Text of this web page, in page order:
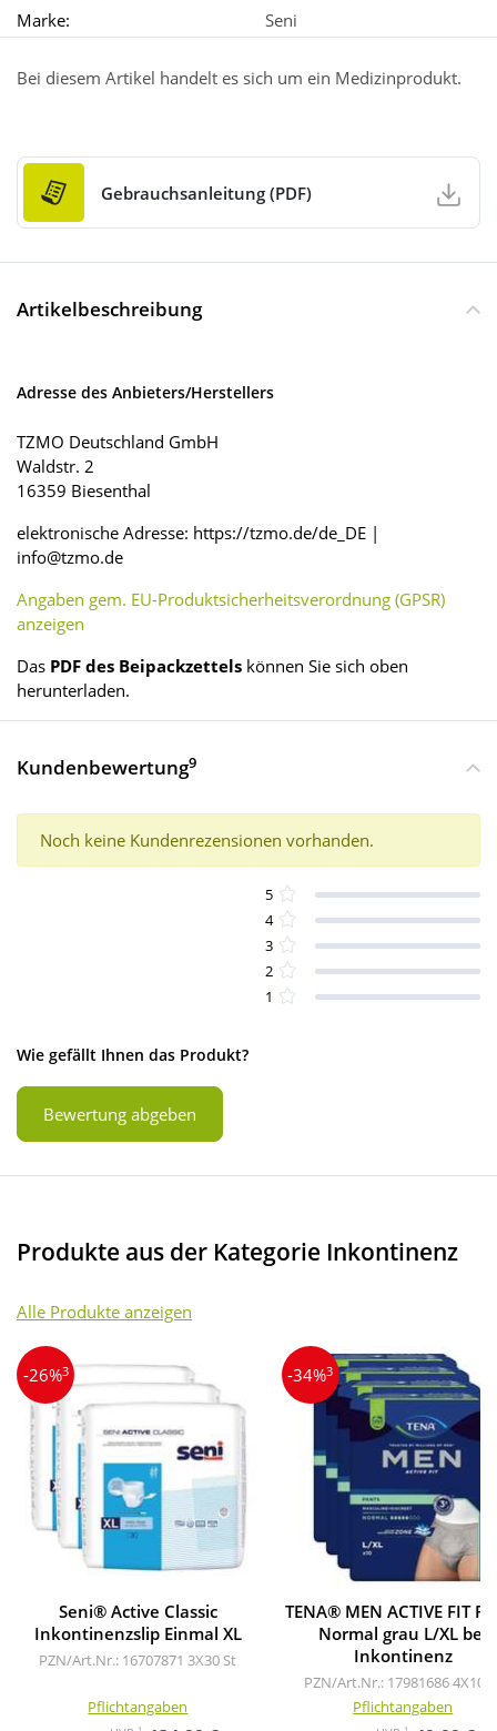
Marke:
Seni
Bei diesem Artikel handelt es sich um ein Medizinprodukt.
Gebrauchsanleitung (PDF)
Artikelbeschreibung
Adresse des Anbieters/Herstellers
TZMO Deutschland GmbH
Waldstr. 2
16359 Biesenthal
elektronische Adresse: https://tzmo.de/de_DE |
info@tzmo.de
Angaben gem. EU-Produktsicherheitsverordnung (GPSR)
anzeigen
Das PDF des Beipackzettels können Sie sich oben
herunterladen.
Kundenbewertung9
Noch keine Kundenrezensionen vorhanden.
5
4
3
2
1
Wie gefällt Ihnen das Produkt?
Bewertung abgeben
Produkte aus der Kategorie Inkontinenz
Alle Produkte anzeigen
-26%3
Seni® Active Classic
Inkontinenzslip Einmal XL
PZN/Art.Nr.: 16707871 3X30 St
Pflichtangaben
-34%3
TENA® MEN ACTIVE FIT
Normal grau L/XL bei
Inkontinenz
PZN/Art.Nr.: 179816864X10
Pflichtangaben